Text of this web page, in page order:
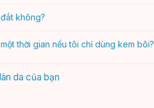
không?
thời gian nếu tôi chỉ dùng kem bôi?
da của bạn